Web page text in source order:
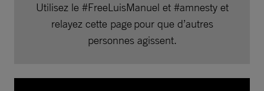
Utilisez le #FreeLuisManuel et #amnesty et
relayez cette page pour que d’autres
personnes agissent.